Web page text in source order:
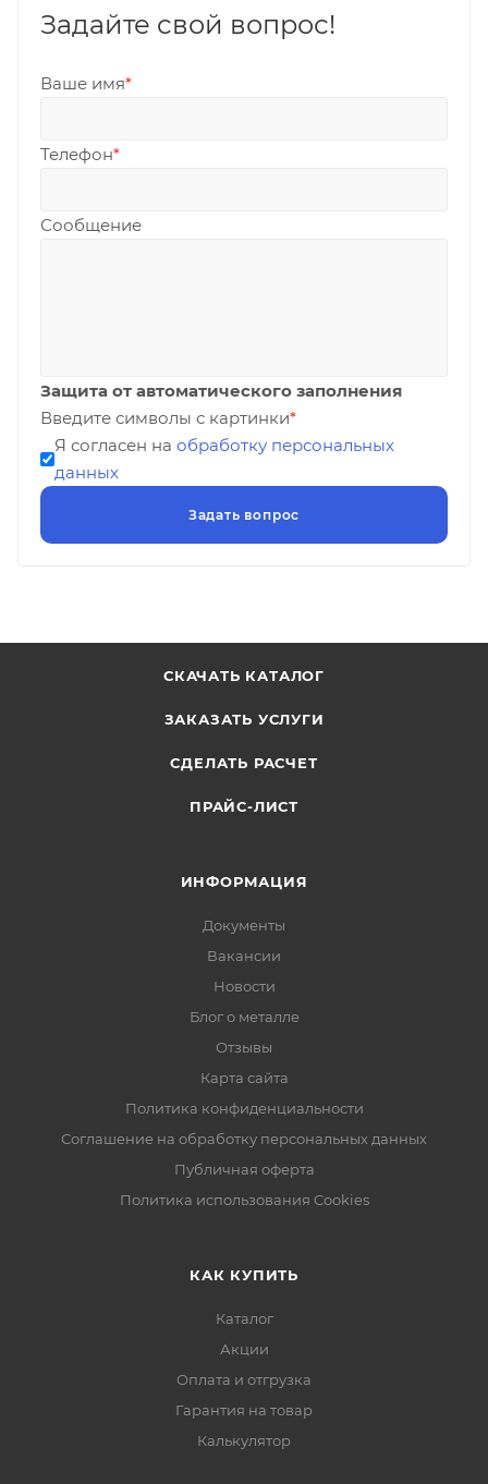
Задайте свой вопрос!
Ваше имя*
Телефон*
Сообщение
Защита от автоматического заполнения
Введите символы с картинки*
Я согласен на обработку персональных
данных
СКАЧАТЬ КАТАЛОГ
ЗАКАЗАТЬ УСЛУГИ
СДЕЛАТЬ РАСЧЕТ
ПРАЙС-ЛИСТ
ИНФОРМАЦИЯ
Документы
Вакансии
Новости
Блог о металле
Отзывы
Карта сайта
Политика конфиденциальности
Соглашение на обработку персональных данных
Публичная оферта
Политика использования Cookies
КАК КУПИТЬ
Каталог
Акции
Оплата и отгрузка
Гарантия на товар
Калькулятор